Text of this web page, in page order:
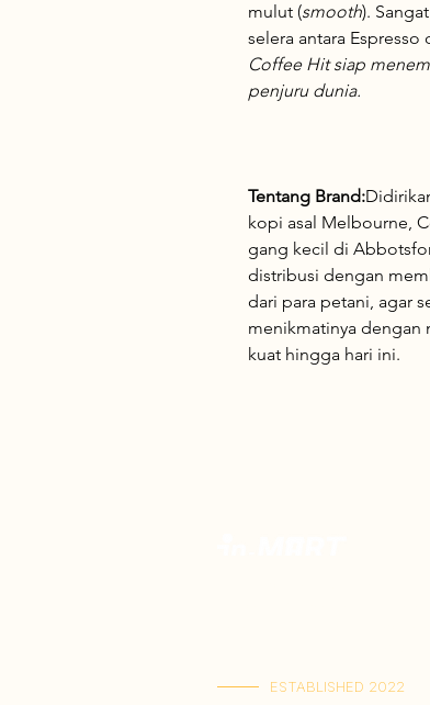
mulut (smooth).
selera antara Espresso
Coffee Hit siap
penjuru dunia.
Tentang Brand:
kopi asal Melbourne,
gang kecil di
distribusi dengan
dari para petani, agar
menikmatinya
kuat hingga hari ini.
ESTABLISHED 2022